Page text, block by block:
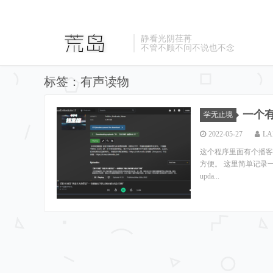
静看光阴荏苒
不管不顾不问不说也不念
标签：有声读物
学无止境 一个
2022-05-27
这个程序里面有个播
方便。 这里简单记录
upda...